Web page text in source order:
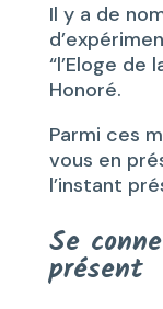
Il y a de
“l’Eloge de
Honoré.
Parmi ces
vous en
l’instant
Se
présent